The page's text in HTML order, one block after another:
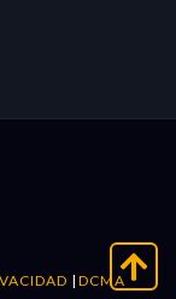
|DCMA